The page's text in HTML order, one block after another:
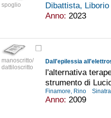
spoglio
Dibattista, Liborio
Anno: 2023
manoscritto/
dattiloscritto
Dall'epilessia
l'alternativa
strumento di
Finamore, Rino
Anno: 2009